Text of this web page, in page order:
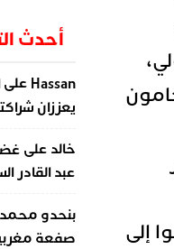
إلى
أحدث
Hassan على
يعززان
خالد على
عبد القادر
بنحدو محمد
صفعة